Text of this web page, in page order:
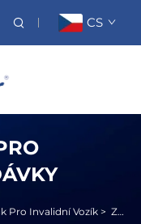
CS
Pro Invalidní Vozík > Zvedák Pro Invalidní Vozík Ve Vanu